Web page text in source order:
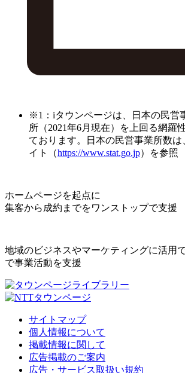
※1：iタウンページは、日本の民営
所（2021年6月現在）を上回る網羅
ております。日本の民営事業所数は
イト（https://www.stat.go.jp）を参照
ホームページを起点に
集客から成約までをワンストップで支援
地域のビジネスやマーケティングに活用
で事業活動を支援
サイトマップ
個人情報について
掲載情報に関して
広告掲載のご案内
広告・サービス取扱い規約